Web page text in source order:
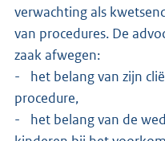
verwachting als
van procedures. De
zaak afwegen:
- het belang van zijn
procedure,
- het belang van de